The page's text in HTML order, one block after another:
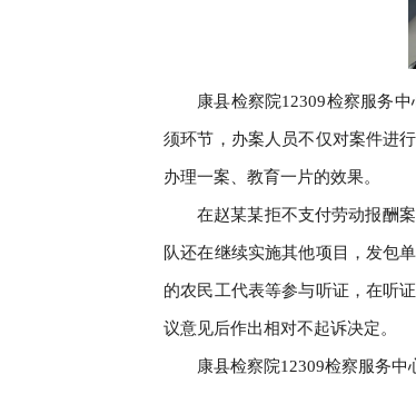
康县检察院12309检察服务
须环节，办案人员不仅对案件进
办理一案、教育一片的效果。
在赵某某拒不支付劳动报酬
队还在继续实施其他项目，发包
的农民工代表等参与听证，在听
议意见后作出相对不起诉决定。
康县检察院12309检察服务